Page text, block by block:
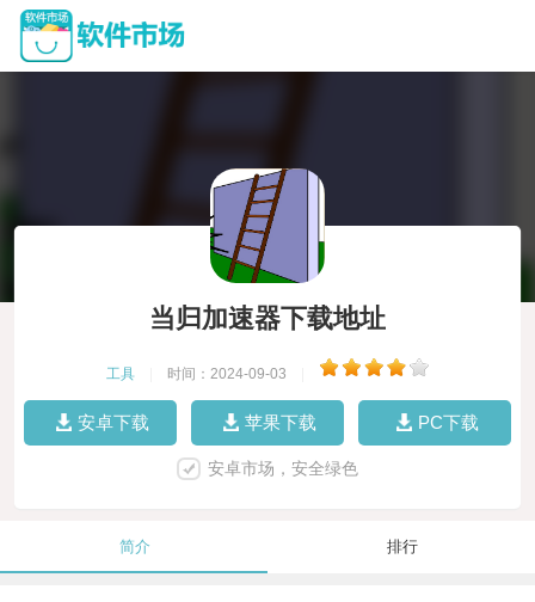
当归加速器下载地址
工具 时间：2024-09-03
安卓下载 苹果下载 PC下载
安卓市场，安全绿色
简介 排行